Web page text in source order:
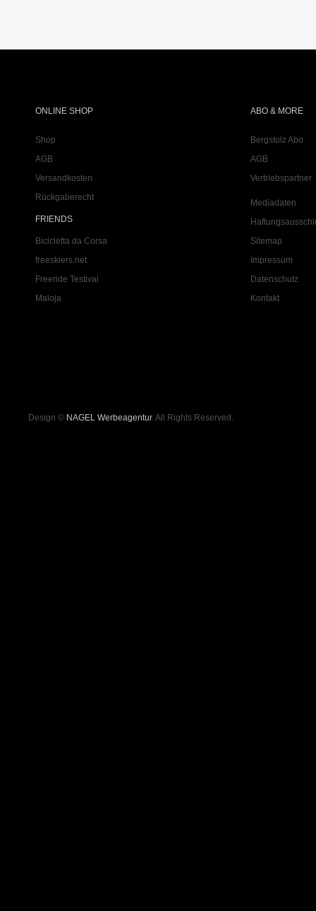
ONLINE SHOP
Shop
AGB
Versandkosten
Rückgaberecht
FRIENDS
Bicicletta da Corsa
freeskiers.net
Freeride Testival
Maloja
ABO & MORE
Bergstolz Abo
AGB
Vertriebspartner
Mediadaten
Sitemap
Impressum
Datenschutz
Kontakt
Design © NAGEL Werbeagentur. All Rights Reserved.